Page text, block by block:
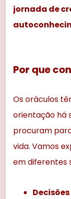
jornada de
Por que
Os oráculos
orientação há
procuram
vida. Vamos
em diferentes